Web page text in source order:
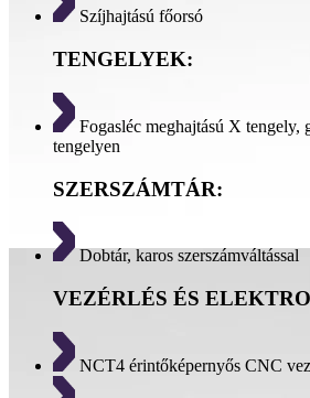
Szíjhajtású főorsó
TENGELYEK:
Fogasléc meghajtású X tengely,
tengelyen
SZERSZÁMTÁR:
Dobtár, karos szerszámváltással
VEZÉRLÉS ÉS
NCT4 érintőképernyős CNC